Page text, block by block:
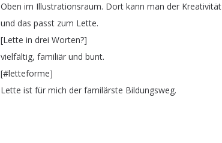
Oben im Illustrationsraum. Dort kann man der Kreativität
und das passt zum Lette.
[Lette in drei Worten?]
vielfältig, familiär und bunt.
[#letteforme]
Lette ist für mich der familärste Bildungsweg.